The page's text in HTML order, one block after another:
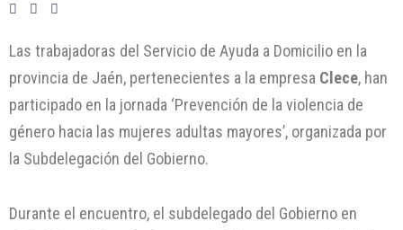
Las trabajadoras del Servicio de Ayuda a Domicilio en la
provincia de Jaén, pertenecientes a la empresa Clece, han
participado en la jornada ‘Prevención de la violencia de
género hacia las mujeres adultas mayores’, organizada por
la Subdelegación del Gobierno.
Durante el encuentro, el subdelegado del Gobierno en